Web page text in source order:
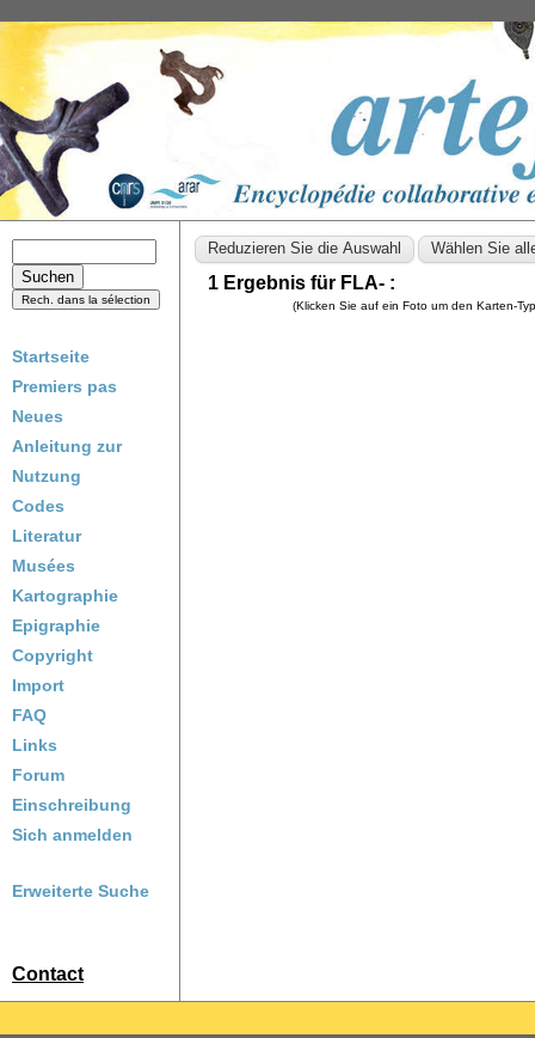
Startseite
Premiers pas
Neues
Anleitung zur
Nutzung
Codes
Literatur
Musées
Kartographie
Epigraphie
Copyright
Import
FAQ
Links
Forum
Einschreibung
Sich anmelden
Erweiterte Suche
Contact
1 Ergebnis für FLA- :
(Klicken Sie auf ein Foto um den Karten-